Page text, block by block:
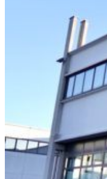
CHI SIAMO
CHI SIAMO